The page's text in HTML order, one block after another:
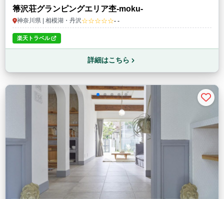
箒沢荘グランピングエリア杢-moku-
神奈川県 | 相模湖・丹沢☆☆☆☆☆- -
楽天トラベル
詳細はこちら